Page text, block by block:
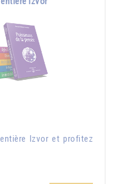
Izvor et profitez